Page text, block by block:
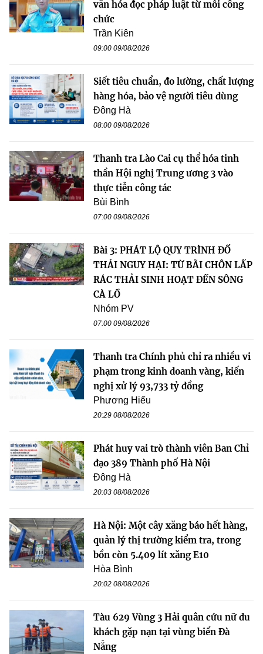
văn hóa đọc pháp luật từ mỗi công
chức
Trần Kiên
09:00 09/08/2026
Siết tiêu chuẩn, đo lường, chất lượng
hàng hóa, bảo vệ người tiêu dùng
Đông Hà
08:00 09/08/2026
Thanh tra Lào Cai cụ thể hóa tinh
thần Hội nghị Trung ương 3 vào
thực tiễn công tác
Bùi Bình
07:00 09/08/2026
Bài 3: PHÁT LỘ QUY TRÌNH ĐỔ
THẢI NGUY HẠI: TỪ BÃI CHÔN LẤP
RÁC THẢI SINH HOẠT ĐẾN SÔNG
CÀ LỒ
Nhóm PV
07:00 09/08/2026
Thanh tra Chính phủ chỉ ra nhiều vi
phạm trong kinh doanh vàng, kiến
nghị xử lý 93,733 tỷ đồng
Phương Hiếu
20:29 08/08/2026
Phát huy vai trò thành viên Ban Chỉ
đạo 389 Thành phố Hà Nội
Đông Hà
20:03 08/08/2026
Hà Nội: Một cây xăng báo hết hàng,
quản lý thị trường kiểm tra, trong
bồn còn 5.409 lít xăng E10
Hòa Bình
20:02 08/08/2026
Tàu 629 Vùng 3 Hải quân cứu nữ du
khách gặp nạn tại vùng biển Đà
Nẵng